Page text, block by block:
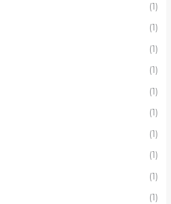
(1)
(1)
(1)
(1)
(1)
(1)
(1)
(1)
(1)
(1)